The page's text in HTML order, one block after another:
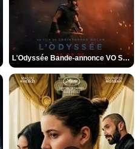
L'Odyssée Bande-annonce VO STFR